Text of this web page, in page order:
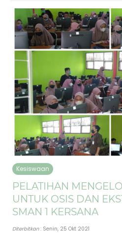
Kesiswaan
PELATIHAN
UNTUK OSIS DAN
SMAN 1 KERSANA
Diterbitkan: Senin, 25 Okt 2021